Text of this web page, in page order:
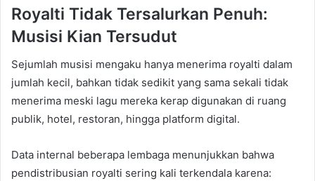
Royalti Tidak Tersalurkan Penuh:
Musisi Kian Tersudut
Sejumlah musisi mengaku hanya menerima royalti dalam
jumlah kecil, bahkan tidak sedikit yang sama sekali tidak
menerima meski lagu mereka kerap digunakan di ruang
publik, hotel, restoran, hingga platform digital.
Data internal beberapa lembaga menunjukkan bahwa
pendistribusian royalti sering kali terkendala karena: